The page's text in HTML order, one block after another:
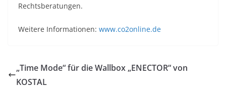
Rechtsberatungen.
Weitere Informationen: www.co2online.de
„Time Mode“ für die Wallbox „ENECTOR“ von
KOSTAL